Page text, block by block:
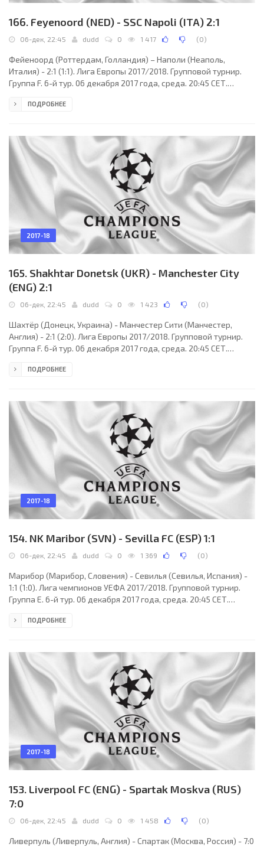
166. Feyenoord (NED) - SSC Napoli (ITA) 2:1
06-дек, 22:45 dudd 0 1 417 (0)
Фейеноорд (Роттердам, Голландия) – Наполи (Неаполь,
Италия) - 2:1 (1:1). Лига Европы 2017/2018. Групповой турнир.
Группа F. 6-й тур. 06 декабря 2017 года, среда. 20:45 СЕТ.
36500 зрителей (71 % при вместимости 51577). Главный арбитр:
Резервный арбитр: Гарри Леннард (Англия). Дополнительные
ассистенты арбитра: Андре Марринер, Пол
ПОДРОБНЕЕ
2017-18
165. Shakhtar Donetsk (UKR) - Manchester City
(ENG) 2:1
06-дек, 22:45 dudd 0 1 423 (0)
Шахтёр (Донецк, Украина) - Манчестер Сити (Манчестер,
Англия) - 2:1 (2:0). Лига Европы 2017/2018. Групповой турнир.
Группа F. 6-й тур. 06 декабря 2017 года, среда. 20:45 СЕТ.
зрителя (83 % при вместимости 40003). Главный арбитр: Бенуа
Жюльен Паселли (Франция). Дополнительные ассистенты
арбитра: Бенуа Мийо, Жером Мигельгорри (оба -
ПОДРОБНЕЕ
2017-18
154. NK Maribor (SVN) - Sevilla FC (ESP) 1:1
06-дек, 22:45 dudd 0 1 369 (0)
Марибор (Марибор, Словения) - Севилья (Севилья, Испания) -
1:1 (1:0). Лига чемпионов УЕФА 2017/2018. Групповой турнир.
Группа E. 6-й тур. 06 декабря 2017 года, среда. 20:45 СЕТ.
зрителей (92 % при вместимости 12994). Главный арбитр:
арбитр: Адриан Раду Гингуляк (Бухарест, Румыния).
Дополнительные ассистенты арбитра: Иштван
ПОДРОБНЕЕ
2017-18
153. Liverpool FC (ENG) - Spartak Moskva (RUS)
7:0
06-дек, 22:45 dudd 0 1 458 (0)
Ливерпуль (Ливерпуль, Англия) - Спартак (Москва, Россия) - 7:0